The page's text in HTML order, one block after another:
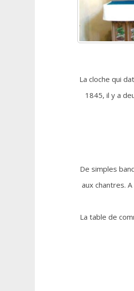
La cloche qui
1845, il y a
De simples
aux chantres.
La table de